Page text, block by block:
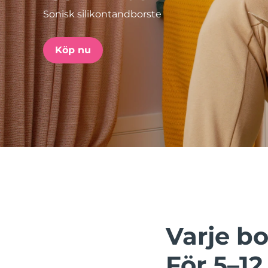
Sonisk silikontandborste
Köp nu
Varje
issa™ Teeth Whitening Set
FAQ™ Dual LED Panel
POPULÄR